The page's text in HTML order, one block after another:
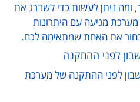
ומה ניתן לעשות כדי לשדרג את
מגיעה עם היתרונות
את האחת שמתאימה לכם.
לפני ההתקנה
לפני ההתקנה של מערכת